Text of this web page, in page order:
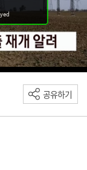
공유하기